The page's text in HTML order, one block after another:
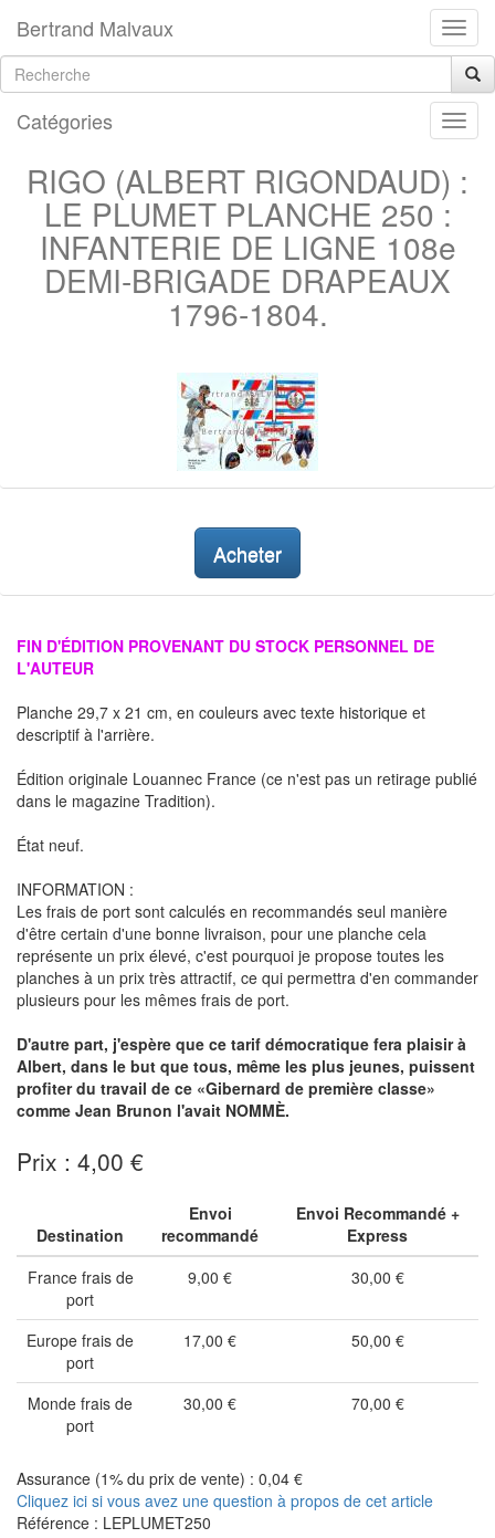
Bertrand Malvaux
Catégories
RIGO (ALBERT RIGONDAUD) :
LE PLUMET PLANCHE 250 :
INFANTERIE DE LIGNE 108e
DEMI-BRIGADE DRAPEAUX
1796-1804.
Acheter
FIN D'ÉDITION PROVENANT DU STOCK PERSONNEL DE
L'AUTEUR
Planche 29,7 x 21 cm, en couleurs avec texte historique et
descriptif à l'arrière.
Édition originale Louannec France (ce n'est pas un retirage publié
dans le magazine Tradition).
État neuf.
INFORMATION :
Les frais de port sont calculés en recommandés seul manière
d'être certain d'une bonne livraison, pour une planche cela
représente un prix élevé, c'est pourquoi je propose toutes les
planches à un prix très attractif, ce qui permettra d'en commander
plusieurs pour les mêmes frais de port.
D'autre part, j'espère que ce tarif démocratique fera plaisir à
Albert, dans le but que tous, même les plus jeunes, puissent
profiter du travail de ce «Gibernard de première classe»
comme Jean Brunon l'avait NOMMÈ.
Prix : 4,00 €
Destination
Envoi
recommandé
Envoi Recommandé +
Express
France frais de
port
9,00 € 30,00 €
Europe frais de
port
17,00 € 50,00 €
Monde frais de
port
30,00 € 70,00 €
Assurance (1% du prix de vente) : 0,04 €
Cliquez ici si vous avez une question à propos de cet article
Référence : LEPLUMET250